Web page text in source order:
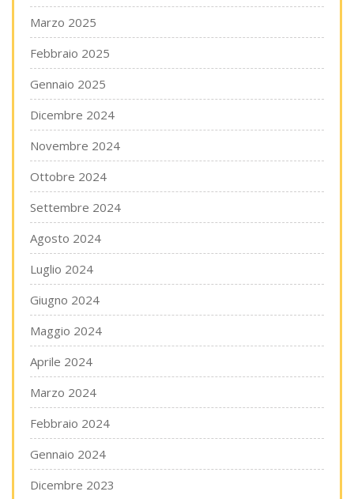
Marzo 2025
Febbraio 2025
Gennaio 2025
Dicembre 2024
Novembre 2024
Ottobre 2024
Settembre 2024
Agosto 2024
Luglio 2024
Giugno 2024
Maggio 2024
Aprile 2024
Marzo 2024
Febbraio 2024
Gennaio 2024
Dicembre 2023